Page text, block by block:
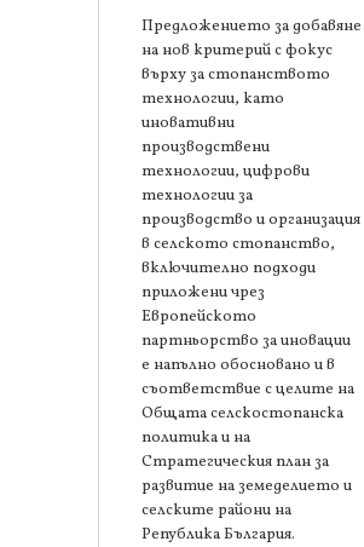
Предложението за добавяне
на нов критерий с фокус
върху за стопанството
технологии, като
иновативни
производствени
технологии, цифрови
технологии за
производство и организация
в селското стопанство,
включително подходи
приложени чрез
Европейското
партньорство за иновации
е напълно обосновано и в
съответствие с целите на
Общата селскостопанска
политика и на
Стратегическия план за
развитие на земеделието и
селските райони на
Република България.